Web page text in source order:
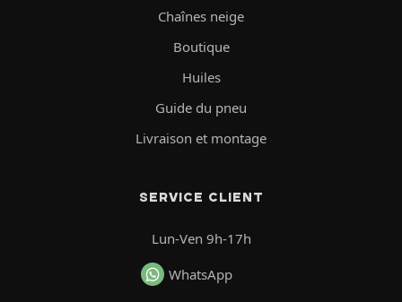
Chaînes neige
Boutique
Huiles
Guide du pneu
Livraison et montage
SERVICE CLIENT
Lun-Ven 9h-17h
WhatsApp